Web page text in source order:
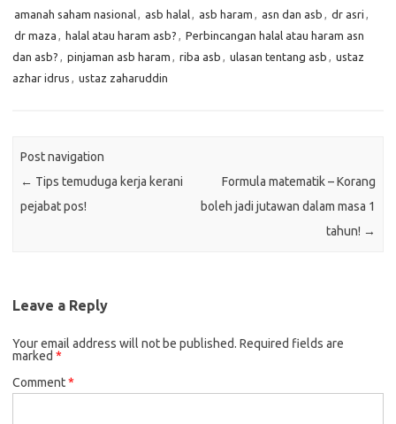
amanah saham nasional, asb halal, asb haram , asn dan asb , dr asri ,
dr maza , halal atau haram asb? , Perbincangan halal atau haram asn
dan asb? , pinjaman asb haram , riba asb , ulasan tentang asb , ustaz
azhar idrus , ustaz zaharuddin
Post navigation
← Tips temuduga kerja kerani
pejabat pos!
Formula matematik – Korang
boleh jadi jutawan dalam masa 1
tahun! →
Leave a Reply
Your email address will not be published. Required fields are
marked *
Comment*